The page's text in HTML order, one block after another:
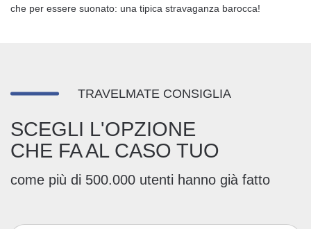
che per essere suonato: una tipica stravaganza barocca!
TRAVELMATE CONSIGLIA
SCEGLI L'OPZIONE
CHE FA AL CASO TUO
come più di 500.000 utenti hanno già fatto